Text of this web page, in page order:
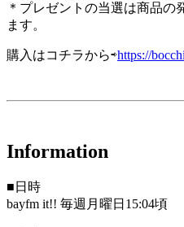
＊プレゼントの当選は商品の
ます。
購入はコチラから⇨https://
Information
■日時
bayfm it!! 毎週月曜日15:04頃